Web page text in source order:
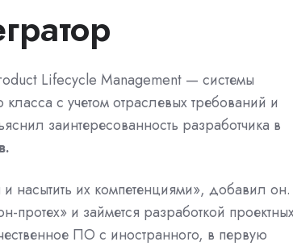
Lifecycle Management — системы
с учетом отраслевых требований и
заинтересованность разработчика в
насытить их компетенциями», добавил он.
и займется разработкой
ПО с иностранного, в первую